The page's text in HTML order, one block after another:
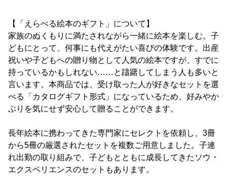
【「えらべる絵本のギフト」について】
家族のぬくもりに満たされながら一緒に絵本を楽しむ。子
どもにとって、何事にも代えがたい喜びの体験です。出産
祝いや子どもへの贈り物として人気の絵本ですが、すでに
持っているかもしれない……と躊躇してしまう人も多いと
言います。本商品では、受け取った人が好きなセットを選
べる「カタログギフト形式」になっているため、好みやか
ぶりを気にせず安心して贈ることができます。
長年絵本に携わってきた専門家にセレクトを依頼し、3冊
から5冊の厳選されたセットを複数ご用意しました。子連
れ出勤の取り組みで、子どもとともに成長してきたソウ・
エクスペリエンスのセットもあります。